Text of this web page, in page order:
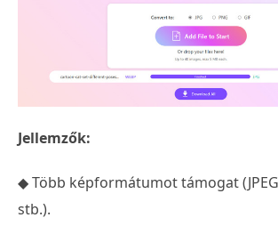
Jellemzők:
◆ Több képformátumot támogat
stb.).